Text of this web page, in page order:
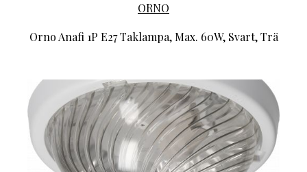
ORNO
Orno Anafi 1P E27 Taklampa, Max. 60W, Svart, Trä